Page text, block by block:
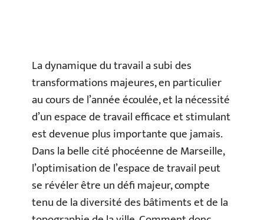
La dynamique du travail a subi des
transformations majeures, en particulier
au cours de l’année écoulée, et la nécessité
d’un espace de travail efficace et stimulant
est devenue plus importante que jamais.
Dans la belle cité phocéenne de Marseille,
l’optimisation de l’espace de travail peut
se révéler être un défi majeur, compte
tenu de la diversité des bâtiments et de la